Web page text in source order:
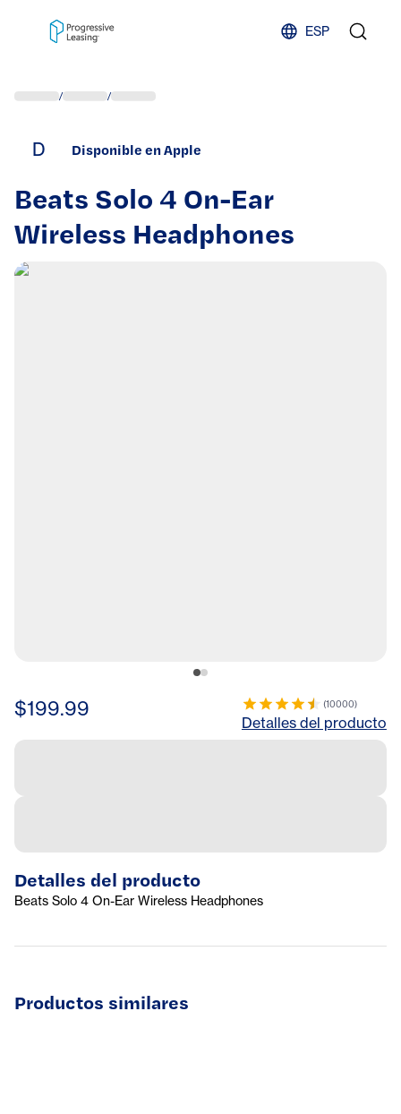
ESP
/ /
D Disponible en Apple
Beats Solo 4 On-Ear
Wireless Headphones
$199.99 (10000)
Detalles del producto
Detalles del producto
Beats Solo 4 On-Ear Wireless Headphones
Productos similares